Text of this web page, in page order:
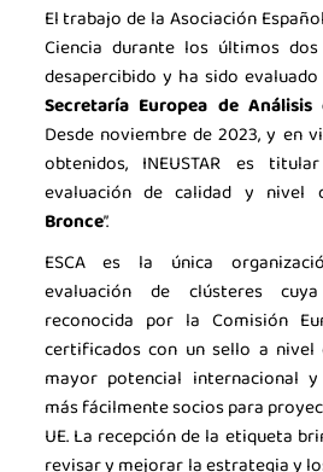
El trabajo de la Asociación
Ciencia durante los últimos
desapercibido y ha sido
Secretaría Europea de Análisis
Desde noviembre de 2023, y en
obtenidos, INEUSTAR es
evaluación de calidad y nivel
Bronce”.
ESCA es la única
evaluación de clústeres
reconocida por la Comisión
certificados con un sello a nivel
mayor potencial internacional
más fácilmente socios para
UE. La recepción de la etiqueta
revisar y mejorar la estrategia y